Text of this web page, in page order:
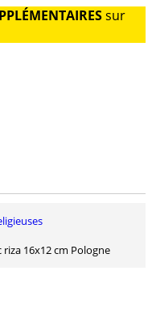
sur
16x12 cm Pologne